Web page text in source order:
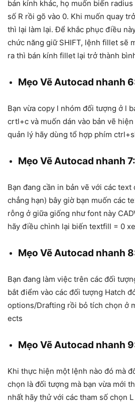
bán kính khác, họ muốn biến
số R rồi gõ vào 0. Khi muốn quay
thì lại làm lại. Để khắc phục điều
chức năng giữ SHIFT, lệnh fillet sẽ
ra thì bán kính fillet lại trở thành
Mẹo Vẽ Autocad nhanh
Bạn vừa copy l nhóm đối tượng ở l
crtl+c và muốn dán vào bản vẽ
quản lý hãy dùng tổ hợp phím
Mẹo Vẽ Autocad nhanh 7:
Bạn đang cần in bản vẽ với các text
chẳng hạn) bây giờ bạn muốn các
rỗng ở giữa giống như font này
hãy điều chình lại biến textfill = 0
Mẹo Vẽ Autocad nhanh
Bạn đang làm việc trên các đối
bắt điểm vào các đối tượng Hatch
options/Drafting rồi bỏ tích chọn ở
ects
Mẹo Vẽ Autocad nhanh
Khi thực hiện một lệnh nào đó mà
chọn là đối tượng mà bạn vừa mới
nhất hãy thử với các tham số chọn